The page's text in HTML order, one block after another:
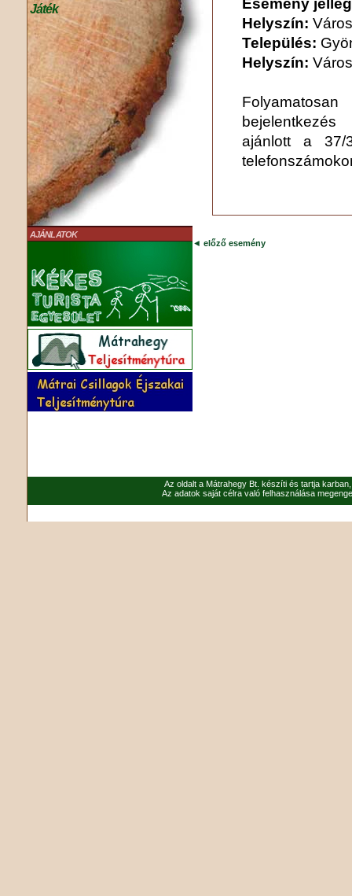
Játék
AJÁNLATOK
Helyszín:
Település:
Helyszín:
bejelentkezés
ajánlott a 37/
◄ előző esemény
Az oldalt a Mátrahegy Bt. készíti és tartja
Az adatok saját célra való felhasználása